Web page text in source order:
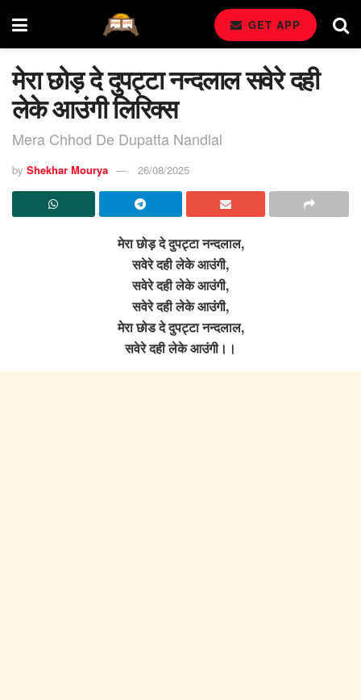
GET APP
मेरा छोड़ दे दुपट्टा नन्दलाल सवेरे दही
लेके आउंगी लिरिक्स
Mera Chhod De Dupatta Nandlal
by Shekhar Mourya 26/08/2025
मेरा छोड़ दे दुपट्टा नन्दलाल,
सवेरे दही लेके आउंगी,
सवेरे दही लेके आउंगी,
सवेरे दही लेके आउंगी,
मेरा छोड दे दुपट्टा नन्दलाल,
सवेरे दही लेके आउंगी।।